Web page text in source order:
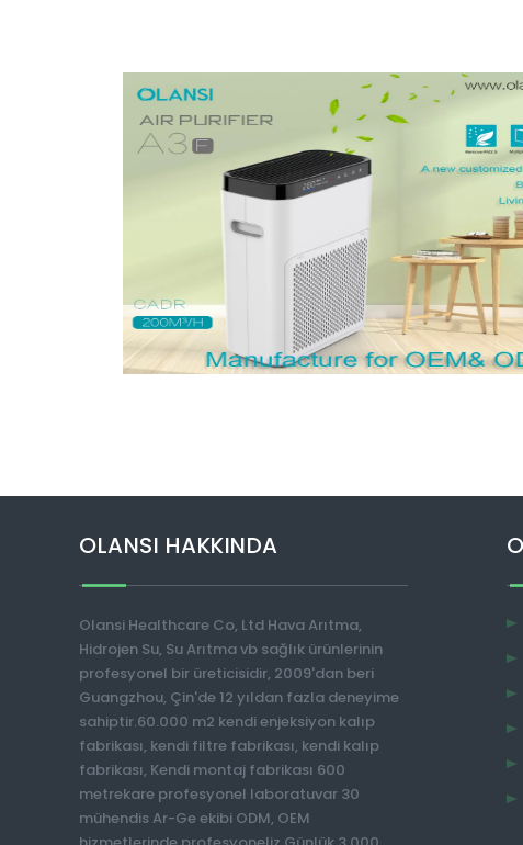
OLANSI HAKKINDA
Olansi Healthcare Co, Ltd Hava Arıtma,
Hidrojen Su, Su Arıtma vb sağlık ürünlerinin
profesyonel bir üreticisidir, 2009'dan beri
Guangzhou, Çin'de 12 yıldan fazla deneyime
sahiptir.60.000 m2 kendi enjeksiyon kalıp
fabrikası, kendi filtre fabrikası, kendi kalıp
fabrikası, Kendi montaj fabrikası 600
metrekare profesyonel laboratuvar 30
mühendis Ar-Ge ekibi ODM, OEM